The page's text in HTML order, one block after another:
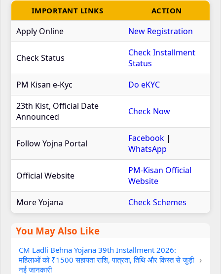
IMPORTANT LINKS ACTION
Apply Online New Registration
Check Status
Check Installment
Status
PM Kisan e-Kyc
Do eKYC
23th Kist, Official Date
Announced
Check Now
Follow Yojna Portal Facebook |
WhatsApp
Official Website
PM-Kisan Official
Website
More Yojana
Check Schemes
You May Also Like
CM Ladli Behna Yojana 39th Installment 2026:
महिलाओं को ₹1500 सहायता राशि, पात्रता, तिथि और किस्त से जुड़ी
नई जानकारी
›